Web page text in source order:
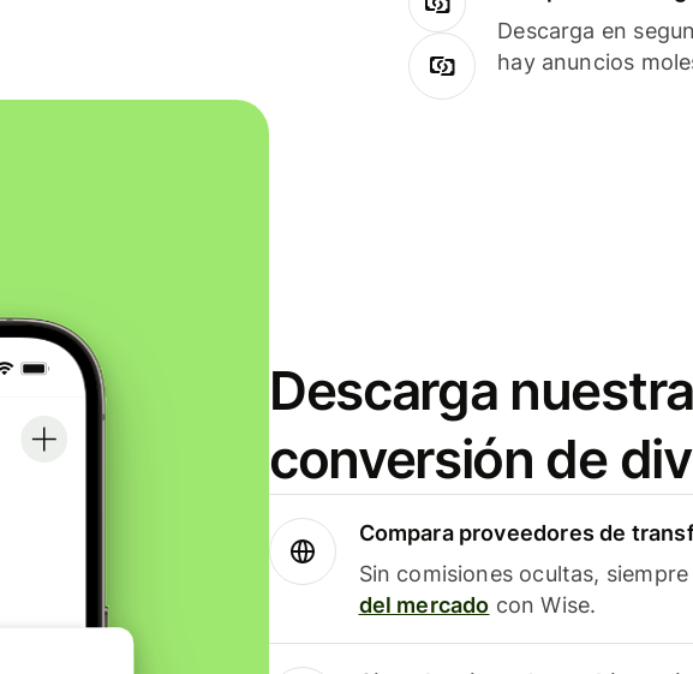
Descarga en
hay anuncios
Descarga
conversión de
Compara proveedores de
Sin comisiones ocultas,
del mercado con Wise.